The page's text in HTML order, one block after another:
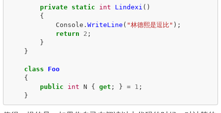
private static int Lindexi ()
{
Console . WriteLine ( "林德熙是逗比" );
return
2 ;
}
}
class
Foo
{
public
int N { get ; } = 1 ;
}